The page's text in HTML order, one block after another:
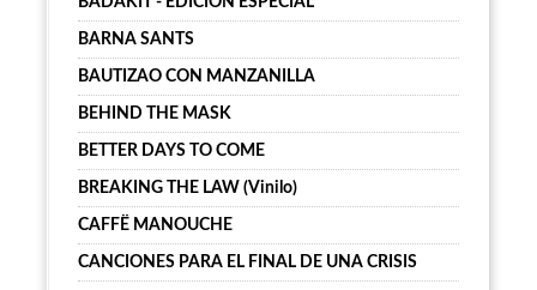
BARNA SANTS
BAUTIZAO CON MANZANILLA
BEHIND THE MASK
BETTER DAYS TO COME
BREAKING THE LAW (Vinilo)
CAFFË MANOUCHE
CANCIONES PARA EL FINAL DE UNA CRISIS